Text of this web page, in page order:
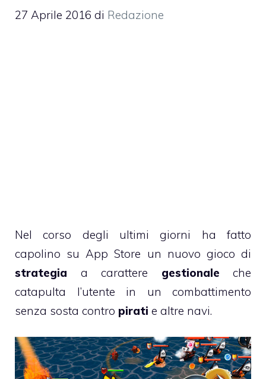
27 Aprile 2016 di Redazione
Nel corso degli ultimi giorni ha fatto
capolino su App Store un nuovo gioco di
strategia a carattere gestionale che
catapulta l’utente in un combattimento
senza sosta contro pirati e altre navi.